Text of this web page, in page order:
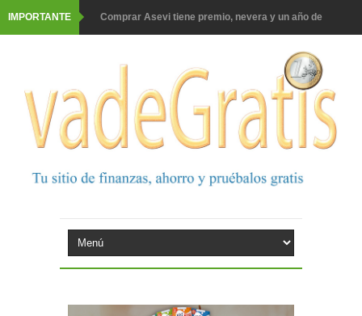
IMPORTANTE Comprar Asevi tiene premio, nevera y un año de
El milagrito te lleva a Sevilla
Fuze Tea regala 100 premios al día
Oreo te da la oportunidad de ganar increíbles premios
Consigue una Nintendo Switch y un viaje con Enjoy
Tu rutina de belleza tiene recompensa con Philips